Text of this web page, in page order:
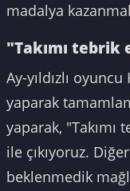
madalya
"Takımı tebrik
Ay-yıldızlı
yaparak
yaparak,
ile çıkıyoruz.
beklenmedik